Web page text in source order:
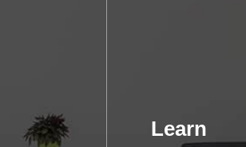
Learn